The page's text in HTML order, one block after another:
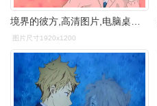
图片尺寸1920x1200